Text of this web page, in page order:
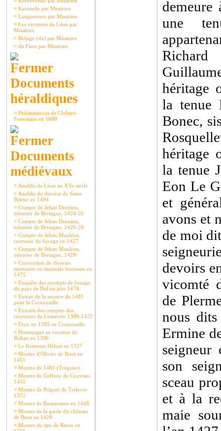
¤ Kersaudy par Missirien
¤ Langueouez par Missirien
¤ Les vicomtes de Léon par
Missirien
¤ Refuge (du) par Missirien
¤ du Faou par Missirien
Documents
héraldiques
¤ Prééminences de Clohars-
Fouesnant en 1680
Documents
médiévaux
¤ Anoblis de Léon au XVe siècle
¤ Anoblis du diocèse de Saint-
Brieuc en 1494
¤ Compte de Jehan Droniou,
trésorier de Bretagne, 1424-26
¤ Compte de Jehan Droniou,
trésorier de Bretagne, 1426-28
¤ Compte de Jehan Mauléon,
receveur du fouage en 1427
¤ Compte de Jehan Mauléon,
trésorier de Bretagne, 1429
¤ Conversion de diverses
monnaies en monnaie bretonne en
1475
¤ Enquête des exempts de fouage
du pays de Dol en juin 1478.
¤ Extrait de la montre de 1481
pour la Cornouaille
¤ Extraits des comptes des
receveurs de Lesneven 1398-1422
¤ Feux en 1395 en Cornouaille
¤ Hommages au vicomte de
Rohan en 1396
¤ Le Kemenet Héboé en 1327
¤ Montre d'Olivier de Bron en
1451
¤ Montre de 1481 (Tréguier)
¤ Montre de Geffroy de Couvran
1451
¤ Montre de Prigent de Trelever
1372
¤ Montre de Rosnivinen en 1448
¤ Montre de la garde du château
de Brest en 1420
¤ Montre du sire de Rieux en
demeure
une
héritage
la tenue
Bonec,
héritage
la tenue
Eon Le
et
avons et
de moi
devoirs
vicomté
de
nous
Ermine
seigneur
son
sceau
et à la
maie